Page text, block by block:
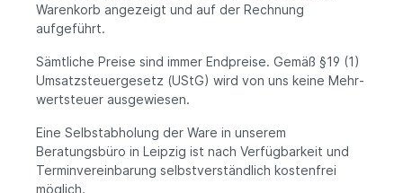
Waren­korb angezeigt und auf der Rechnung
aufgeführt.
Sämtliche Preise sind immer Endpreise. Gemäß §19 (1)
Umsatzsteuergesetz (UStG) wird von uns keine Mehr­
wertsteuer ausgewiesen.
Eine Selbstabholung der Ware in unserem
Beratungsbüro in Leipzig ist nach Verfügbarkeit und
Terminvereinbarung selbstverständlich kostenfrei
möglich.